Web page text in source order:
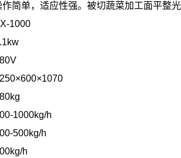
简单，适应性强。被切蔬菜加工面平整
1000
1000kg/h
500kg/h
h